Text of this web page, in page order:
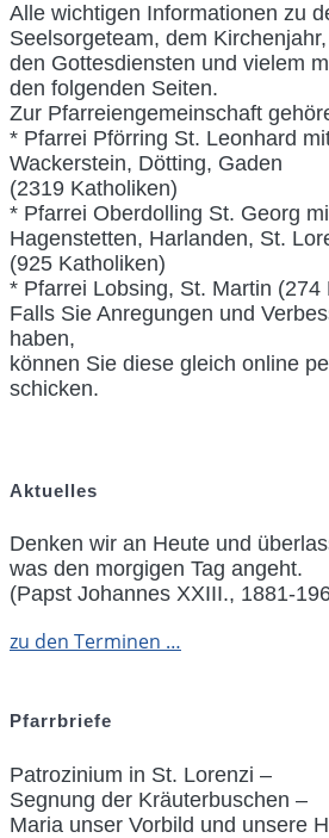
Alle wichtigen Informationen zu
Seelsorgeteam, dem Kirchenjahr,
den Gottesdiensten und vielem
den folgenden Seiten.
Zur Pfarreiengemeinschaft
* Pfarrei Pförring St. Leonhard
Wackerstein, Dötting, Gaden
(2319 Katholiken)
* Pfarrei Oberdolling St. Georg
Hagenstetten, Harlanden, St.
(925 Katholiken)
* Pfarrei Lobsing, St. Martin (274
Falls Sie Anregungen und
haben,
können Sie diese gleich online
schicken.
Aktuelles
Denken wir an Heute und
was den morgigen Tag angeht.
(Papst Johannes XXIII., 1881-
zu den Terminen …
Pfarrbriefe
Patrozinium in St. Lorenzi –
Segnung der Kräuterbuschen –
Maria unser Vorbild und unsere